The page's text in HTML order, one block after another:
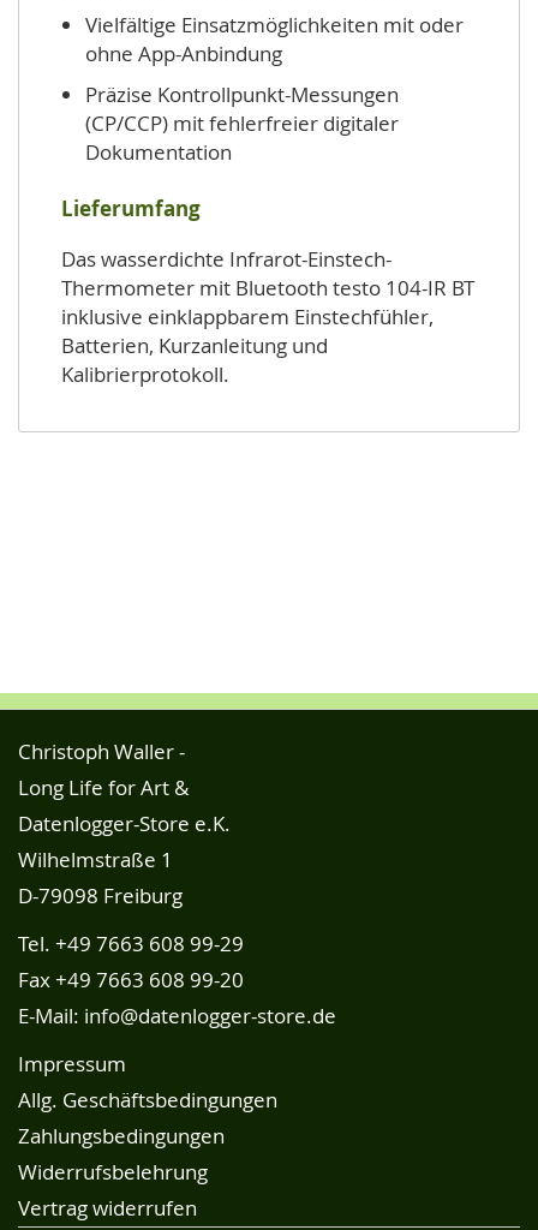
Vielfältige Einsatzmöglichkeiten mit oder
ohne App-Anbindung
Präzise Kontrollpunkt-Messungen
(CP/CCP) mit fehlerfreier digitaler
Dokumentation
Lieferumfang
Das wasserdichte Infrarot-Einstech-
Thermometer mit Bluetooth testo 104-IR BT
inklusive einklappbarem Einstechfühler,
Batterien, Kurzanleitung und
Kalibrierprotokoll.
Christoph Waller -
Long Life for Art &
Datenlogger-Store e.K.
Wilhelmstraße 1
D-79098 Freiburg
Tel. +49 7663 608 99-29
Fax +49 7663 608 99-20
E-Mail: info@datenlogger-store.de
Impressum
Allg. Geschäftsbedingungen
Zahlungsbedingungen
Widerrufsbelehrung
Vertrag widerrufen